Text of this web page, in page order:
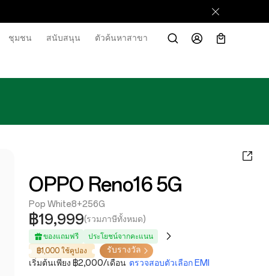
ชุมชน สนับสนุน ตัวค้นหาสาขา
OPPO Reno16 5G
Pop White8+256G
฿19,999(รวมภาษีทั้งหมด)
ของแถมฟรี
ประโยชน์จากคะแนน
฿1,000 ใช้คูปอง
รับรางวัล
เริ่มต้นเพียง ฿2,000/เดือน ตรวจสอบตัวเลือก EMI